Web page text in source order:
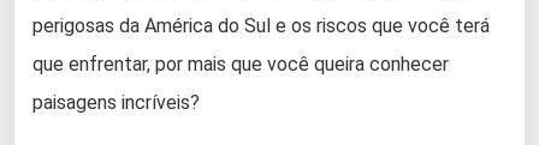
perigosas da América do Sul e os riscos que você terá
que enfrentar, por mais que você queira conhecer
paisagens incríveis?